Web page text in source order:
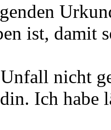
ist, damit
nicht
Ich habe